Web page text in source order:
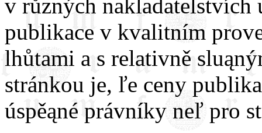
v různých
publikace v kvalitním
lhůtami a s relativně
stránkou je, ľe ceny
úspěąné právníky neľ pro